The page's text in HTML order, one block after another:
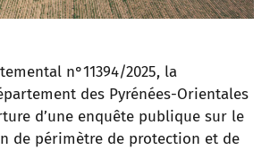
n°11394/2025, la
des Pyrénées-Orientales
d’une enquête publique sur le
de périmètre de protection et de